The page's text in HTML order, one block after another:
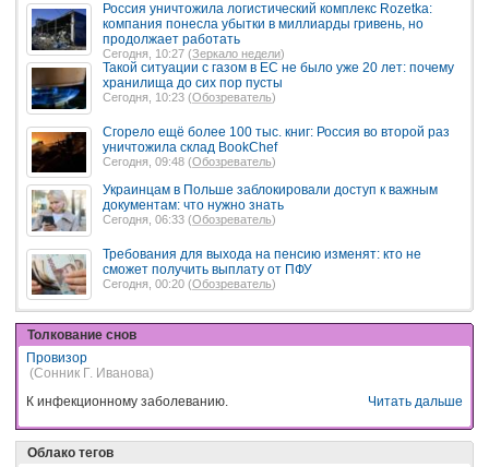
Россия уничтожила логистический комплекс Rozetka:
компания понесла убытки в миллиарды гривень, но
продолжает работать
Сегодня, 10:27 (Зеркало недели)
Такой ситуации с газом в ЕС не было уже 20 лет: почему
хранилища до сих пор пусты
Сегодня, 10:23 (Обозреватель)
Сгорело ещё более 100 тыс. книг: Россия во второй раз
уничтожила склад BookChef
Сегодня, 09:48 (Обозреватель)
Украинцам в Польше заблокировали доступ к важным
документам: что нужно знать
Сегодня, 06:33 (Обозреватель)
Требования для выхода на пенсию изменят: кто не
сможет получить выплату от ПФУ
Сегодня, 00:20 (Обозреватель)
Толкование снов
Провизор
(Сонник Г. Иванова)
К инфекционному заболеванию.
Читать дальше
Облако тегов